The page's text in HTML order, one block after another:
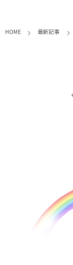
HOME 最新記事